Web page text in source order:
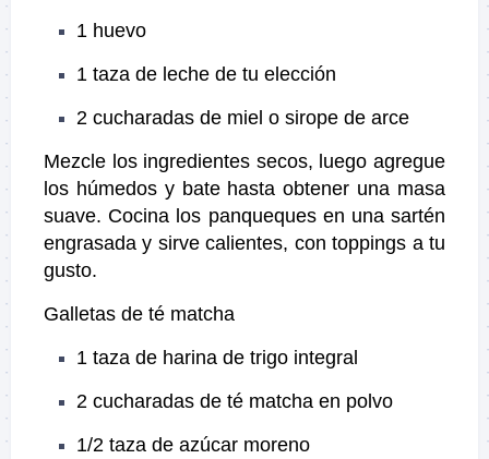
1 huevo
1 taza de leche de tu elección
2 cucharadas de miel o sirope de arce
Mezcle los ingredientes secos, luego agregue
los húmedos y bate hasta obtener una masa
suave. Cocina los panqueques en una sartén
engrasada y sirve calientes, con toppings a tu
gusto.
Galletas de té matcha
1 taza de harina de trigo integral
2 cucharadas de té matcha en polvo
1/2 taza de azúcar moreno